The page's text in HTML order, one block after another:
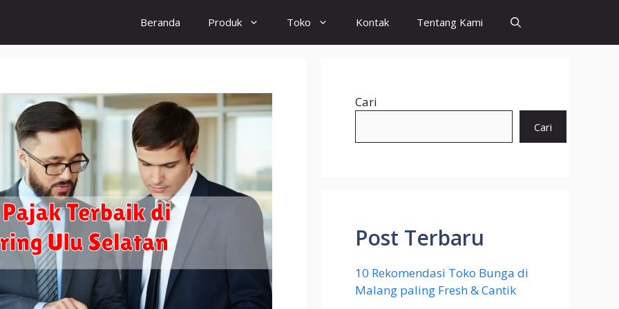
Beranda Produk Toko Kontak Tentang Kami
Cari
Cari
Post Terbaru
10 Rekomendasi Toko Bunga di
Malang paling Fresh & Cantik